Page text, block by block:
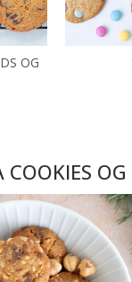
OG
COOKIES